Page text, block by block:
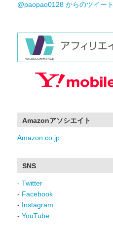
@paopao0128 からのツイート
Amazonアソシエイト
Amazon.co.jp
SNS
- Twitter
- Facebook
- Instagram
- YouTube